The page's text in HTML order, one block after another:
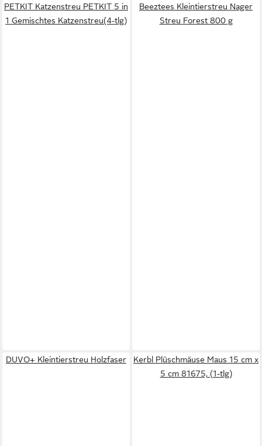
PETKIT Katzenstreu PETKIT 5 in
1 Gemischtes Katzenstreu(4-tlg)
Beeztees Kleintierstreu Nager
Streu Forest 800 g
DUVO+ Kleintierstreu Holzfaser
Kerbl Plüschmäuse Maus 15 cm x
5 cm 81675, (1-tlg)